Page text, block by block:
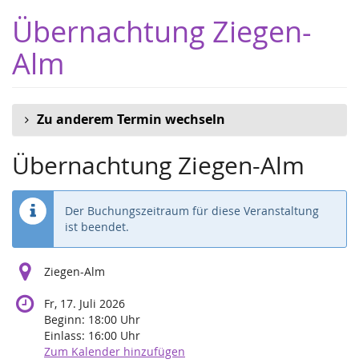
Zum
Haupt-
Inhalt
springen
Übernachtung Ziegen-
Alm
Zu anderem Termin wechseln
Übernachtung Ziegen-Alm
Der Buchungszeitraum für diese Veranstaltung
ist beendet.
Ziegen-Alm
Fr, 17. Juli 2026
Beginn: 18:00 Uhr
Einlass: 16:00 Uhr
Zum Kalender hinzufügen